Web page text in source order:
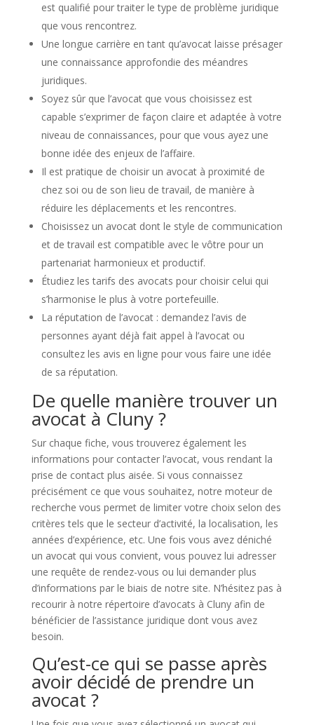
est qualifié pour traiter le type de problème juridique
que vous rencontrez.
Une longue carrière en tant qu’avocat laisse présager
une connaissance approfondie des méandres
juridiques.
Soyez sûr que l’avocat que vous choisissez est
capable s’exprimer de façon claire et adaptée à votre
niveau de connaissances, pour que vous ayez une
bonne idée des enjeux de l’affaire.
Il est pratique de choisir un avocat à proximité de
chez soi ou de son lieu de travail, de manière à
réduire les déplacements et les rencontres.
Choisissez un avocat dont le style de communication
et de travail est compatible avec le vôtre pour un
partenariat harmonieux et productif.
Étudiez les tarifs des avocats pour choisir celui qui
s’harmonise le plus à votre portefeuille.
La réputation de l’avocat : demandez l’avis de
personnes ayant déjà fait appel à l’avocat ou
consultez les avis en ligne pour vous faire une idée
de sa réputation.
De quelle manière trouver un
avocat à Cluny ?
Sur chaque fiche, vous trouverez également les
informations pour contacter l’avocat, vous rendant la
prise de contact plus aisée. Si vous connaissez
précisément ce que vous souhaitez, notre moteur de
recherche vous permet de limiter votre choix selon des
critères tels que le secteur d’activité, la localisation, les
années d’expérience, etc. Une fois vous avez déniché
un avocat qui vous convient, vous pouvez lui adresser
une requête de rendez-vous ou lui demander plus
d’informations par le biais de notre site. N’hésitez pas à
recourir à notre répertoire d’avocats à Cluny afin de
bénéficier de l’assistance juridique dont vous avez
besoin.
Qu’est-ce qui se passe après
avoir décidé de prendre un
avocat ?